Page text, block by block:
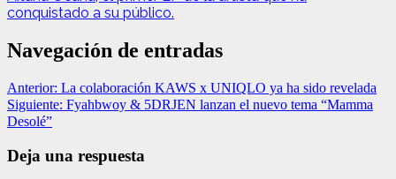
conquistado a su público.
Navegación de entradas
Anterior: La colaboración KAWS x UNIQLO ya ha sido revelada
Siguiente: Fyahbwoy & 5DRJEN lanzan el nuevo tema “Mamma
Desolé”
Deja una respuesta